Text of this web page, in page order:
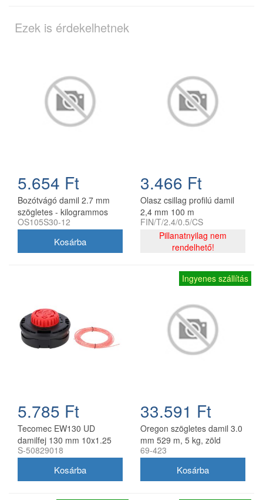
Ezek is érdekelhetnek
5.654 Ft
Bozótvágó damil 2.7 mm
szögletes - kilogrammos
kiszerelés
OS105S30-12
3.466 Ft
Olasz csillag profilú damil
2,4 mm 100 m
FIN/T/2.4/0.5/CS
Pillanatnyilag nem
rendelhető!
5.785 Ft
Tecomec EW130 UD
damilfej 130 mm 10x1.25
balos belső menettel
S-50829018
Ingyenes szállítás
33.591 Ft
Oregon szögletes damil 3.0
mm 529 m, 5 kg, zöld
69-423